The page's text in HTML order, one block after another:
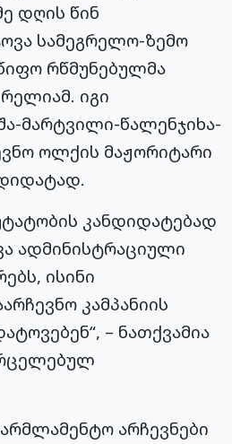
დღის წინ
სამეგრელო-ზემო
რწმუნებულმა
იგი
მარტვილი-წალენჯიხა-
ოლქის მაჟორიტარი
კანდიდატებად
ადმინისტრაციული
ისინი
კამპანიის
– ნათქვამია
არჩევნები